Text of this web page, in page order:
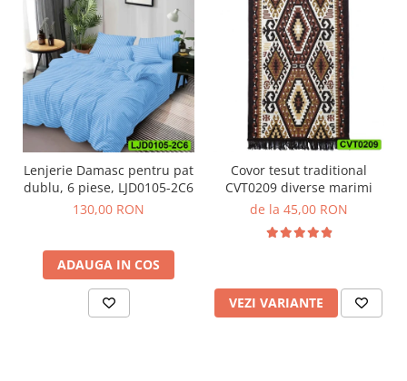
Lenjerie Damasc pentru pat
dublu, 6 piese, LJD0105-2C6
130,00 RON
ADAUGA IN COS
Covor tesut traditional
CVT0209 diverse marimi
de la 45,00 RON
VEZI VARIANTE